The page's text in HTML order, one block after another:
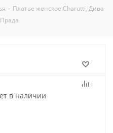
- Платье женское Charutti, Дива
в наличии